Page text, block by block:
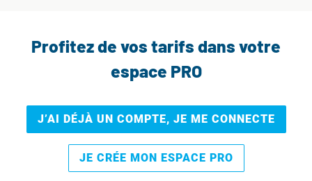
Profitez de vos tarifs dans votre
espace PRO
J’AI DÉJÀ UN COMPTE, JE ME CONNECTE
JE CRÉE MON ESPACE PRO